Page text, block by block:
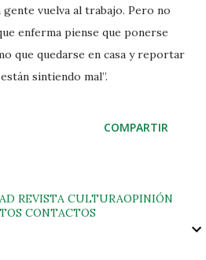
vuelva al trabajo. Pero no
enferma piense que ponerse
que quedarse en casa y reportar
sintiendo mal”.
COMPARTIR
REVISTA CULTURAOPINIÓN
CONTACTOS